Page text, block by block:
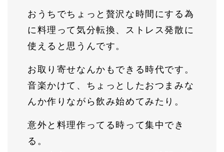
おうちでちょっと贅沢な時間にする為
に料理って気分転換、ストレス発散に
使えると思うんです。
お取り寄せなんかもできる時代です。
音楽かけて、ちょっとしたおつまみな
んか作りながら飲み始めてみたり。
意外と料理作ってる時って集中でき
る。